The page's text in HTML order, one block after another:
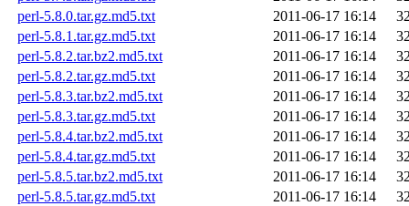
perl-5.8.0.tar.gz.md5.txt
2011-06-17 16:14
perl-5.8.1.tar.gz.md5.txt
2011-06-17 16:14
perl-5.8.2.tar.bz2.md5.txt
2011-06-17 16:14
perl-5.8.2.tar.gz.md5.txt
2011-06-17 16:14
perl-5.8.3.tar.bz2.md5.txt
2011-06-17 16:14
perl-5.8.3.tar.gz.md5.txt
2011-06-17 16:14
perl-5.8.4.tar.bz2.md5.txt
2011-06-17 16:14
perl-5.8.4.tar.gz.md5.txt
2011-06-17 16:14
perl-5.8.5.tar.bz2.md5.txt
2011-06-17 16:14
perl-5.8.5.tar.gz.md5.txt
2011-06-17 16:14